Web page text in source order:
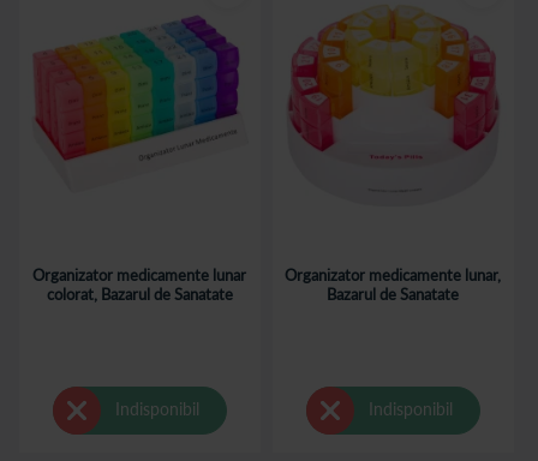
Organizator medicamente lunar
colorat, Bazarul de Sanatate
Indisponibil
Organizator medicamente lunar,
Bazarul de Sanatate
Indisponibil